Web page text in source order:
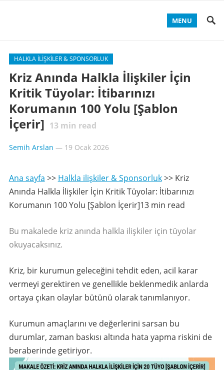
MENU
HALKLA ILIŞKILER & SPONSORLUK
Kriz Anında Halkla İlişkiler İçin
Kritik Tüyolar: İtibarınızı
Korumanın 100 Yolu [Şablon
İçerir] 13min read
Semih Arslan — 19 Ocak 2026
Ana sayfa >> Halkla ilişkiler & Sponsorluk>> Kriz
Anında Halkla İlişkiler İçin Kritik Tüyolar: İtibarınızı
Korumanın 100 Yolu [Şablon İçerir]13 min read
Bu makalede kriz anında halkla ilişkiler için tüyolar
okuyacaksınız.
Kriz, bir kurumun geleceğini tehdit eden, acil karar
vermeyi gerektiren ve genellikle beklenmedik anlarda
ortaya çıkan olaylar bütünü olarak tanımlanıyor.
Kurumun amaçlarını ve değerlerini sarsan bu
durumlar, zaman baskısı altında hata yapma riskini de
beraberinde getiriyor.